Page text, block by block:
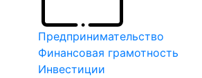
Предпринимательство
Финансовая грамотность
Инвестиции